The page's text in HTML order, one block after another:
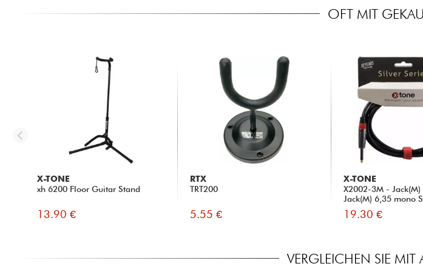
OFT MIT
X-TONE
xh 6200 Floor Guitar Stand
13.90 €
RTX
TRT200
5.55 €
X-TONE
X2002-3M -
Jack(M) 6,35 mono
19.30 €
VERGLEICHEN SIE MIT